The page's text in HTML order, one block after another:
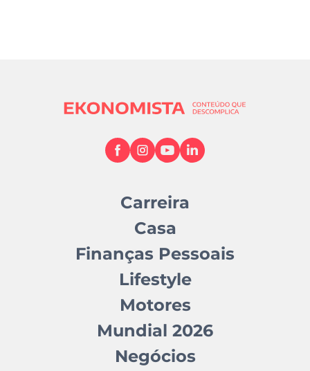
Carreira
Casa
Finanças Pessoais
Lifestyle
Motores
Mundial 2026
Negócios